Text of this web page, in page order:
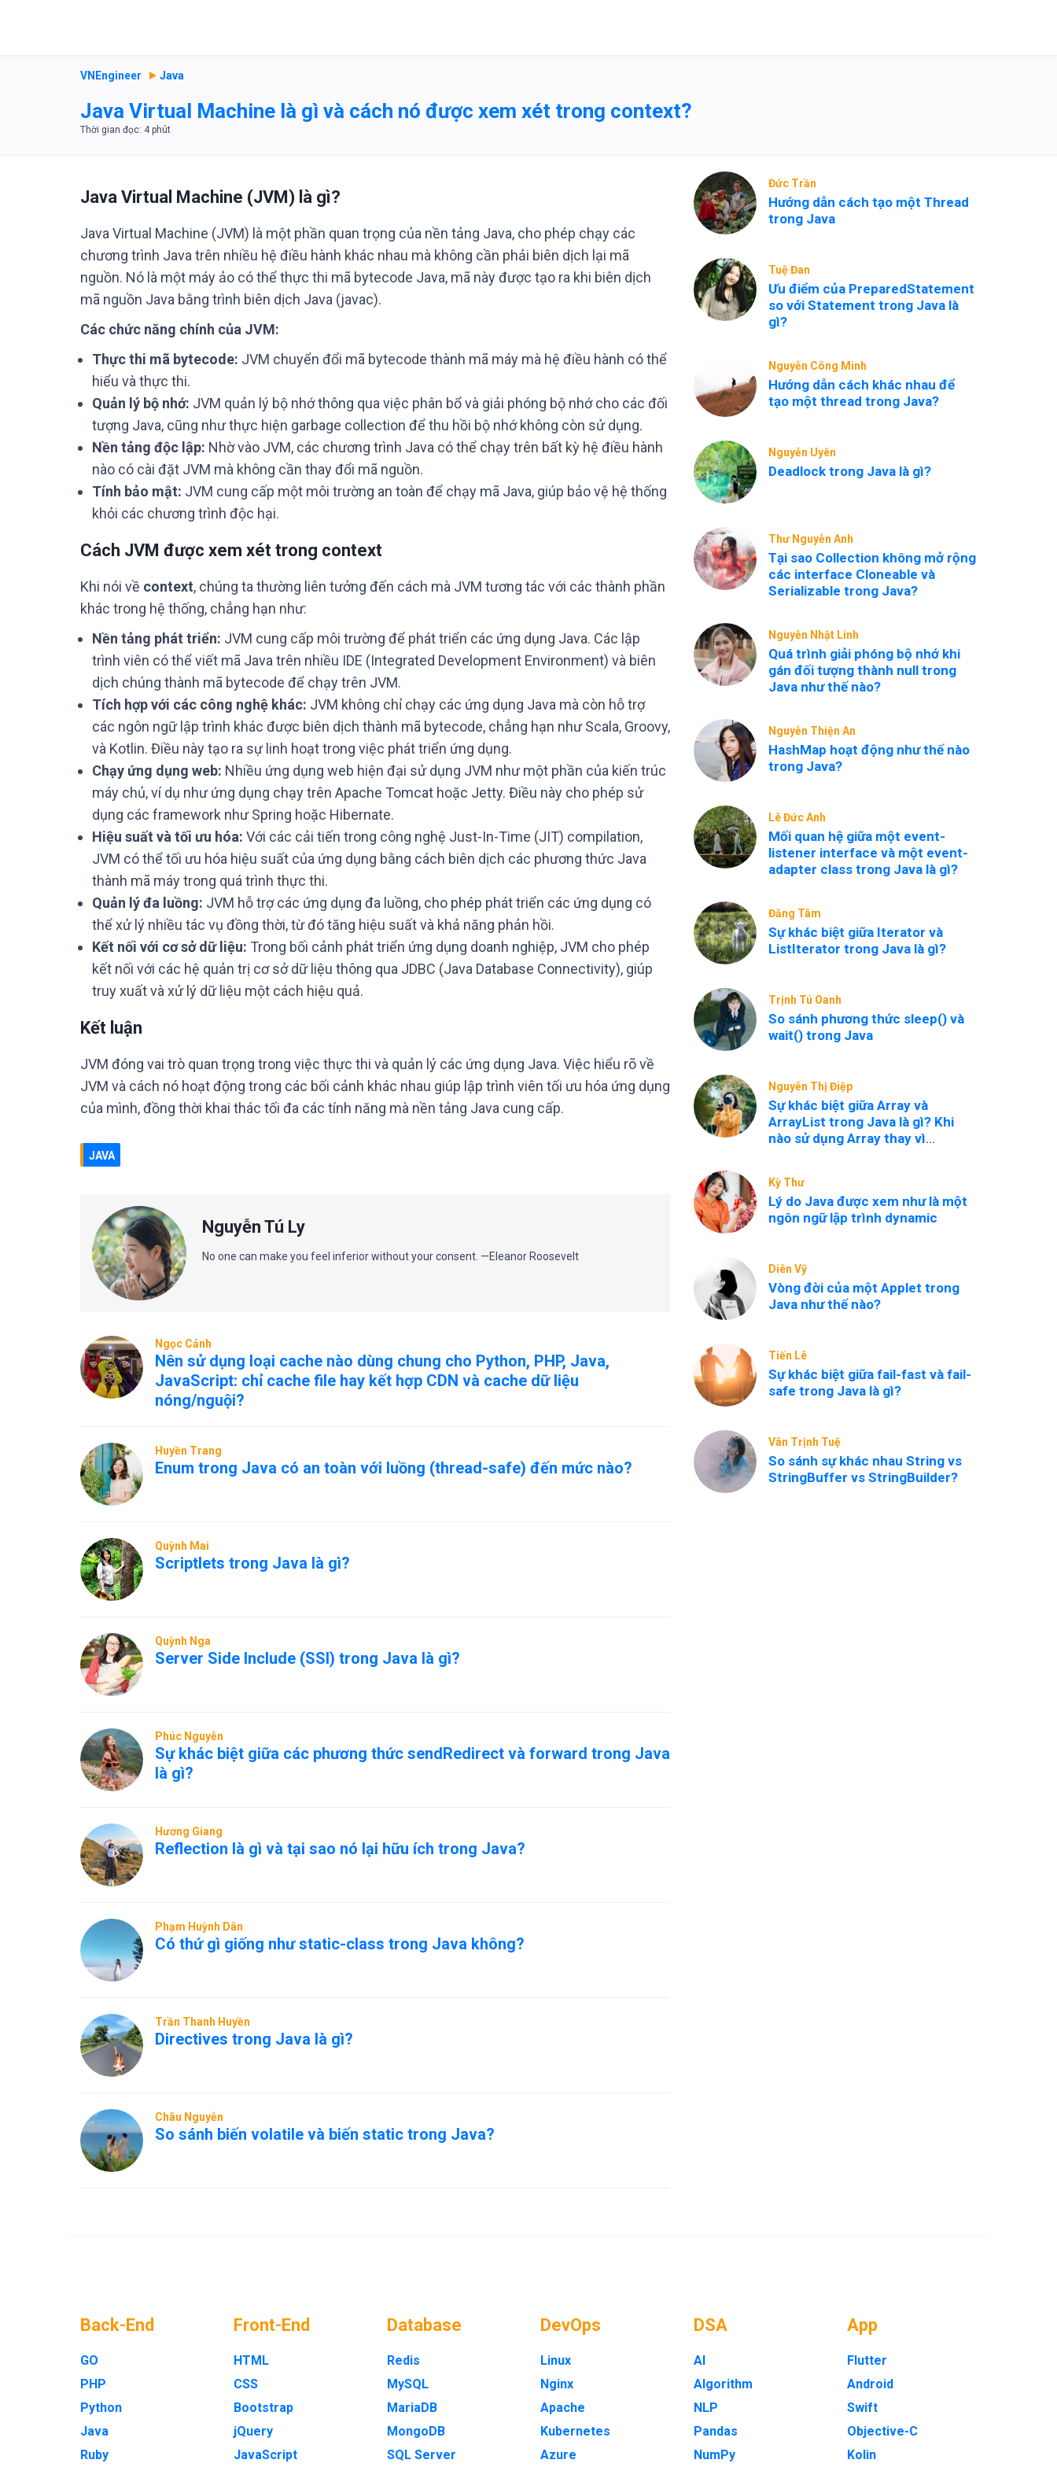
VNEngineer Java
Java Virtual Machine là gì và cách nó được xem xét trong context?
Java Virtual Machine (JVM) là gì?
Java Virtual Machine (JVM) là một phần quan trọng của nền tảng Java, cho phép chạy các
chương trình Java trên nhiều hệ điều hành khác nhau mà không cần phải biên dịch lại mã
nguồn. Nó là một máy ảo có thể thực thi mã bytecode Java, mã này được tạo ra khi biên dịch
mã nguồn Java bằng trình biên dịch Java (javac).
Các chức năng chính của JVM:
Thực thi mã bytecode: JVM chuyển đổi mã bytecode thành mã máy mà hệ điều hành có thể
hiểu và thực thi.
Quản lý bộ nhớ: JVM quản lý bộ nhớ thông qua việc phân bổ và giải phóng bộ nhớ cho các đối
tượng Java, cũng như thực hiện garbage collection để thu hồi bộ nhớ không còn sử dụng.
Nền tảng độc lập: Nhờ vào JVM, các chương trình Java có thể chạy trên bất kỳ hệ điều hành
nào có cài đặt JVM mà không cần thay đổi mã nguồn.
Tính bảo mật: JVM cung cấp một môi trường an toàn để chạy mã Java, giúp bảo vệ hệ thống
khỏi các chương trình độc hại.
Cách JVM được xem xét trong context
Khi nói về context, chúng ta thường liên tưởng đến cách mà JVM tương tác với các thành phần
khác trong hệ thống, chẳng hạn như:
Nền tảng phát triển: JVM cung cấp môi trường để phát triển các ứng dụng Java. Các lập
trình viên có thể viết mã Java trên nhiều IDE (Integrated Development Environment) và biên
dịch chúng thành mã bytecode để chạy trên JVM.
Tích hợp với các công nghệ khác: JVM không chỉ chạy các ứng dụng Java mà còn hỗ trợ
các ngôn ngữ lập trình khác được biên dịch thành mã bytecode, chẳng hạn như Scala, Groovy,
và Kotlin. Điều này tạo ra sự linh hoạt trong việc phát triển ứng dụng.
Chạy ứng dụng web: Nhiều ứng dụng web hiện đại sử dụng JVM như một phần của kiến trúc
máy chủ, ví dụ như ứng dụng chạy trên Apache Tomcat hoặc Jetty. Điều này cho phép sử
dụng các framework như Spring hoặc Hibernate.
Hiệu suất và tối ưu hóa: Với các cải tiến trong công nghệ Just-In-Time (JIT) compilation,
JVM có thể tối ưu hóa hiệu suất của ứng dụng bằng cách biên dịch các phương thức Java
thành mã máy trong quá trình thực thi.
Quản lý đa luồng: JVM hỗ trợ các ứng dụng đa luồng, cho phép phát triển các ứng dụng có
thể xử lý nhiều tác vụ đồng thời, từ đó tăng hiệu suất và khả năng phản hồi.
Kết nối với cơ sở dữ liệu: Trong bối cảnh phát triển ứng dụng doanh nghiệp, JVM cho phép
kết nối với các hệ quản trị cơ sở dữ liệu thông qua JDBC (Java Database Connectivity), giúp
truy xuất và xử lý dữ liệu một cách hiệu quả.
Kết luận
JVM đóng vai trò quan trọng trong việc thực thi và quản lý các ứng dụng Java. Việc hiểu rõ về
JVM và cách nó hoạt động trong các bối cảnh khác nhau giúp lập trình viên tối ưu hóa ứng dụng
của mình, đồng thời khai thác tối đa các tính năng mà nền tảng Java cung cấp.
JAVA
Nguyễn Tú Ly
No one can make you feel inferior without your consent. —Eleanor Roosevelt
Ngọc Cảnh
Nên sử dụng loại cache nào dùng chung cho Python, PHP, Java,
JavaScript: chỉ cache file hay kết hợp CDN và cache dữ liệu
nóng/nguội?
Huyền Trang
Enum trong Java có an toàn với luồng (thread-safe) đến mức nào?
Quỳnh Mai
Scriptlets trong Java là gì?
Quỳnh Nga
Server Side Include (SSI) trong Java là gì?
Phúc Nguyễn
Sự khác biệt giữa các phương thức sendRedirect và forward trong Java
là gì?
Hương Giang
Reflection là gì và tại sao nó lại hữu ích trong Java?
Phạm Huỳnh Dân
Có thứ gì giống như static-class trong Java không?
Trần Thanh Huyền
Directives trong Java là gì?
Châu Nguyễn
So sánh biến volatile và biến static trong Java?
Đức Trần
Hướng dẫn cách tạo một Thread
trong Java
Tuệ Đan
Ưu điểm của PreparedStatement
so với Statement trong Java là
gì?
Nguyễn Công Minh
Hướng dẫn cách khác nhau để
tạo một thread trong Java?
Nguyễn Uyên
Deadlock trong Java là gì?
Thư Nguyễn Anh
Tại sao Collection không mở rộng
các interface Cloneable và
Serializable trong Java?
Nguyễn Nhật Linh
Quá trình giải phóng bộ nhớ khi
gán đối tượng thành null trong
Java như thế nào?
Nguyễn Thiện An
HashMap hoạt động như thế nào
trong Java?
Lê Đức Anh
Mối quan hệ giữa một event-
listener interface và một event-
adapter class trong Java là gì?
Đăng Tâm
Sự khác biệt giữa Iterator và
ListIterator trong Java là gì?
Trịnh Tú Oanh
So sánh phương thức sleep() và
wait() trong Java
Nguyễn Thị Điệp
Sự khác biệt giữa Array và
ArrayList trong Java là gì? Khi
nào sử dụng Array thay vì
Kỳ Thư
Lý do Java được xem như là một
ngôn ngữ lập trình dynamic
Diên Vỹ
Vòng đời của một Applet trong
Java như thế nào?
Tiến Lê
Sự khác biệt giữa fail-fast và fail-
safe trong Java là gì?
Vân Trịnh Tuệ
So sánh sự khác nhau String vs
StringBuffer vs StringBuilder?
Back-End
GO
PHP
Python
Java
Ruby
Front-End
HTML
CSS
Bootstrap
jQuery
JavaScript
Database
Redis
MySQL
MariaDB
MongoDB
SQL Server
DevOps
Linux
Nginx
Apache
Kubernetes
Azure
DSA
AI
Algorithm
NLP
Pandas
NumPy
App
Flutter
Android
Swift
Objective-C
Kolin